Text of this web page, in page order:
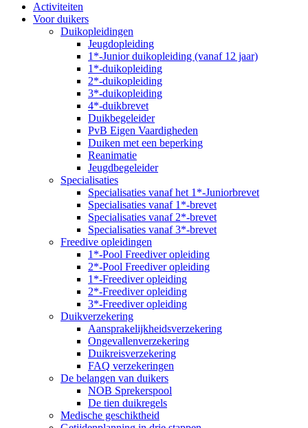
Activiteiten
Voor duikers
Duikopleidingen
Jeugdopleiding
1*-Junior duikopleiding (vanaf 12 jaar)
1*-duikopleiding
2*-duikopleiding
3*-duikopleiding
4*-duikbrevet
Duikbegeleider
PvB Eigen Vaardigheden
Duiken met een beperking
Reanimatie
Jeugdbegeleider
Specialisaties
Specialisaties vanaf het 1*-Juniorbrevet
Specialisaties vanaf 1*-brevet
Specialisaties vanaf 2*-brevet
Specialisaties vanaf 3*-brevet
Freedive opleidingen
1*-Pool Freediver opleiding
2*-Pool Freediver opleiding
1*-Freediver opleiding
2*-Freediver opleiding
3*-Freediver opleiding
Duikverzekering
Aansprakelijkheidsverzekering
Ongevallenverzekering
Duikreisverzekering
FAQ verzekeringen
De belangen van duikers
NOB Sprekerspool
De tien duikregels
Medische geschiktheid